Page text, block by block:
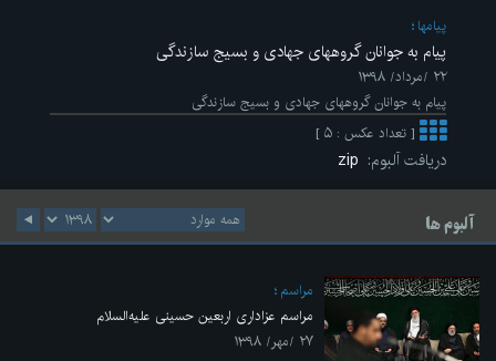
پیامها
پیام به جوانان گروههای جهادی و بسیج سازندگی
۲۲ /مرداد/ ۱۳۹۸
پیام به جوانان گروههای جهادی و بسیج سازندگی
[ تعداد عکس : ۵ ]
دریافت آلبوم:
آلبوم ها
مراسم
مراسم عزاداری اربعین حسینی علیه‌السلام
۲۷ /مهر/ ۱۳۹۸